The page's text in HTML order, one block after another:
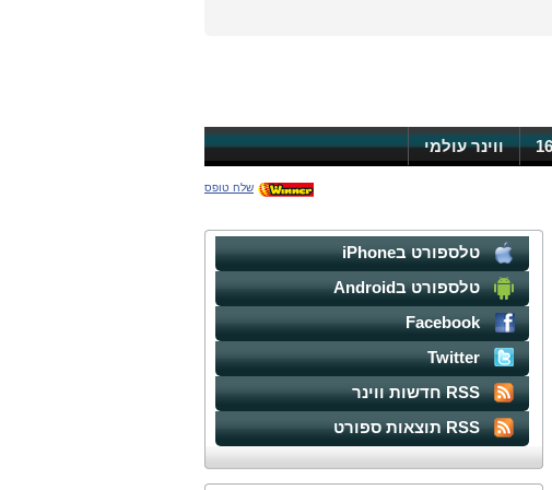
ווינר עולמי
שלח טופס
טלספורט בiPhone
טלספורט בAndroid
Facebook
Twitter
RSS חדשות ווינר
RSS תוצאות ספורט